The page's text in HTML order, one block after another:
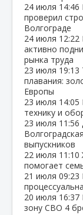
24 июля 14:46
проверил
Волгограде
24 июля 12:22
активно
рынка труда
23 июля 19:13
плавания:
Европы
23 июля 14:05
технику и
23 июля 11:56
выпускников
22 июля 11:10
помогает
21 июля 09:23
20 июля 16:37
зону СВО 4